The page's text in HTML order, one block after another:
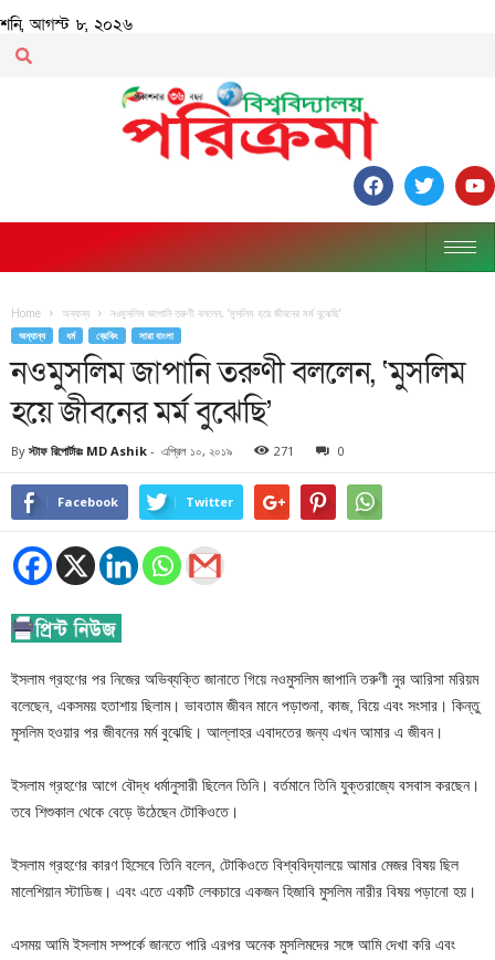
শনি, আগস্ট ৮, ২০২৬
Home অন্যান্য নওমুসলিম জাপানি তরুণী বললেন, ‘মুসলিম হয়ে জীবনের মর্ম বুঝেছি’
অন্যান্য ধর্ম ব্রেকিং সারা বাংলা
নওমুসলিম জাপানি তরুণী বললেন, ‘মুসলিম
হয়ে জীবনের মর্ম বুঝেছি’
By স্টাফ রিপোর্টারঃ MD Ashik - এপ্রিল ১০, ২০১৯ 271 0
Facebook Twitter
ইসলাম গ্রহণের পর নিজের অভিব্যক্তি জানাতে গিয়ে নওমুসলিম জাপানি তরুণী নুর আরিসা মরিয়ম
বলেছেন, একসময় হতাশায় ছিলাম। ভাবতাম জীবন মানে পড়াশুনা, কাজ, বিয়ে এবং সংসার। কিন্তু
মুসলিম হওয়ার পর জীবনের মর্ম বুঝেছি। আল্লাহর এবাদতের জন্য এখন আমার এ জীবন।
ইসলাম গ্রহণের আগে বৌদ্ধ ধর্মানুসারী ছিলেন তিনি। বর্তমানে তিনি যুক্তরাজ্যে বসবাস করছেন।
তবে শিশুকাল থেকে বেড়ে উঠেছেন টোকিওতে।
ইসলাম গ্রহণের কারণ হিসেবে তিনি বলেন, টোকিওতে বিশ্ববিদ্যালয়ে আমার মেজর বিষয় ছিল
মালেশিয়ান স্টাডিজ। এবং এতে একটি লেকচারে একজন হিজাবি মুসলিম নারীর বিষয় পড়ানো হয়।
এসময় আমি ইসলাম সম্পর্কে জানতে পারি এরপর অনেক মুসলিমদের সঙ্গে আমি দেখা করি এবং